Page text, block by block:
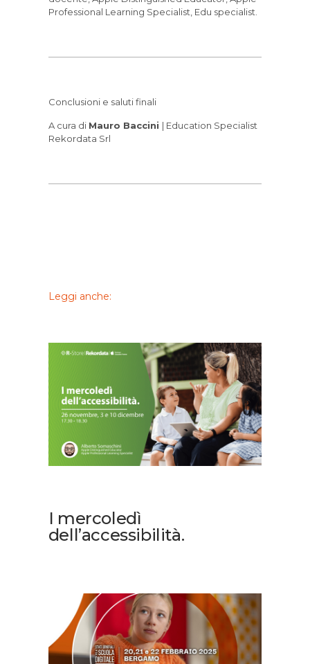
Professional Learning Specialist, Edu specialist.
Conclusioni e saluti finali
A cura di Mauro Baccini | Education Specialist
Rekordata Srl
Leggi anche:
I mercoledì
dell’accessibilità.